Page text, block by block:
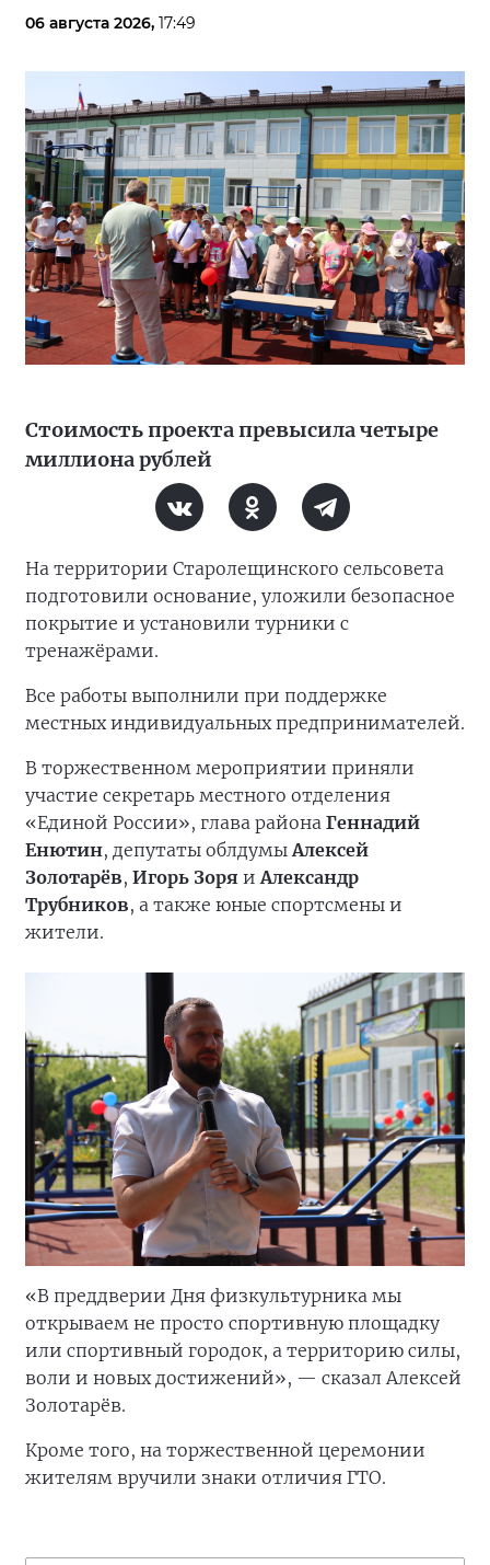
06 августа 2026, 17:49
Стоимость проекта превысила четыре
миллиона рублей
На территории Старолещинского сельсовета
подготовили основание, уложили безопасное
покрытие и установили турники с
тренажёрами.
Все работы выполнили при поддержке
местных индивидуальных предпринимателей.
В торжественном мероприятии приняли
участие секретарь местного отделения
«Единой России», глава района Геннадий
Енютин, депутаты облдумыАлексей
Золотарёв, Игорь Зоря иАлександр
Трубников, а также юные спортсмены и
жители.
«В преддверии Дня физкультурника мы
открываем не просто спортивную площадку
или спортивный городок, а территорию силы,
воли и новых достижений», — сказал Алексей
Золотарёв.
Кроме того, на торжественной церемонии
жителям вручили знаки отличия ГТО.